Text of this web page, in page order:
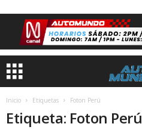
Inicio Etiquetas Foton Perú
Etiqueta: Foton Perú